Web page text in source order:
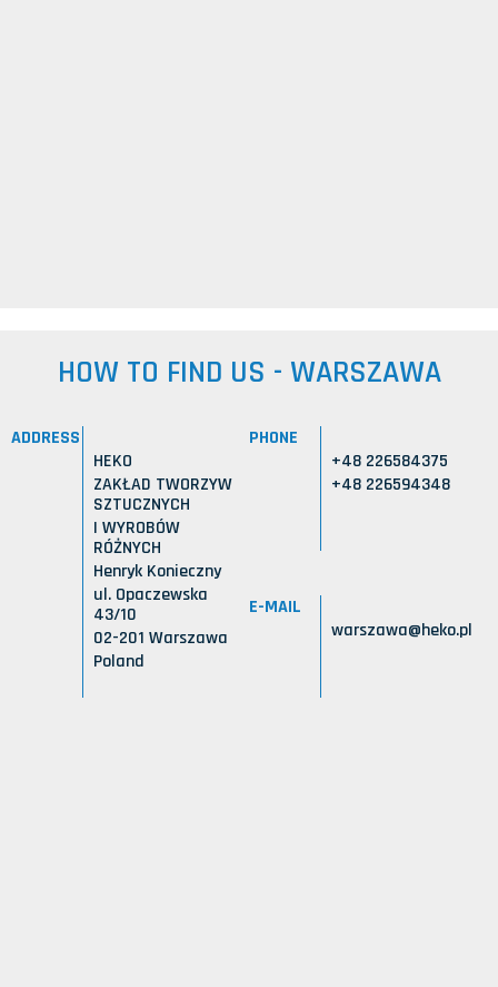
HOW TO FIND US - WARSZAWA
ADDRESS
HEKO
ZAKŁAD TWORZYW
SZTUCZNYCH
I WYROBÓW
RÓŻNYCH
Henryk Konieczny
ul. Opaczewska
43/10
02-201 Warszawa
Poland
PHONE
+48 226584375
+48 226594348
E-MAIL
warszawa@heko.pl